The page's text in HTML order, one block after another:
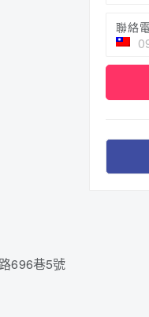
聯絡
696巷5號